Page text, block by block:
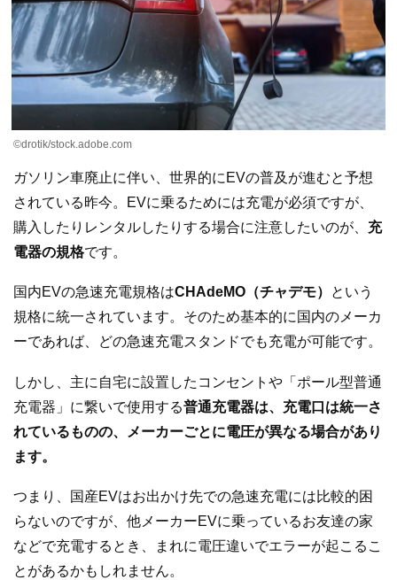
©drotik/stock.adobe.com
ガソリン車廃止に伴い、世界的にEVの普及が進むと予想
されている昨今。EVに乗るためには充電が必須ですが、
購入したりレンタルしたりする場合に注意したいのが、 充
電器の規格です。
国内EVの急速充電規格はCHAdeMO（チャデモ）
という
規格に統一されています。そのため基本的に国内のメーカ
ーであれば、どの急速充電スタンドでも充電が可能です。
しかし、主に自宅に設置したコンセントや「ポール型普通
充電器」に繋いで使用する普通充電器は、充電口は統一さ
れているものの、メーカーごとに電圧が異なる場合があり
ます。
つまり、国産EVはお出かけ先での急速充電には比較的困
らないのですが、他メーカーEVに乗っているお友達の家
などで充電するとき、まれに電圧違いでエラーが起こるこ
とがあるかもしれません。